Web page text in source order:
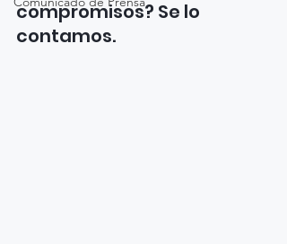
compromisos? Se lo
contamos.